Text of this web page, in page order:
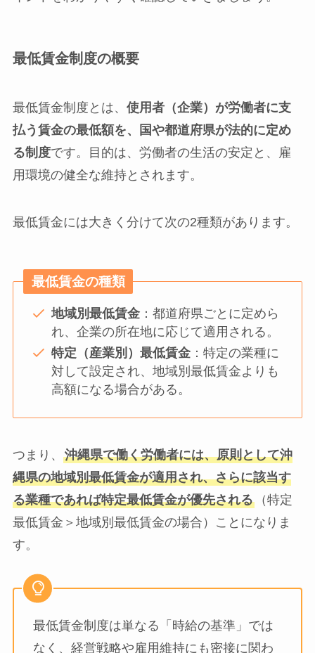
最低賃金制度の概要
最低賃金制度とは、 使用者（企業）が労働者に支
払う賃金の最低額を、国や都道府県が法的に定め
る制度です。目的は、労働者の生活の安定と、雇
用環境の健全な維持とされます。
最低賃金には大きく分けて次の2種類があります。
最低賃金の種類
地域別最低賃金：都道府県ごとに定めら
れ、企業の所在地に応じて適用される。
特定（産業別）最低賃金：特定の業種に
対して設定され、地域別最低賃金よりも
高額になる場合がある。
つまり、 沖縄県で働く労働者には、原則として沖
縄県の地域別最低賃金が適用され、さらに該当す
る業種であれば特定最低賃金が優先される（特定
最低賃金＞地域別最低賃金の場合）ことになりま
す。
最低賃金制度は単なる「時給の基準」では
なく、経営戦略や雇用維持にも密接に関わ